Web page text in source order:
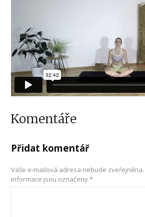
Komentáře
Přidat komentář
Vaše e-mailová adresa nebude zveřejněna.
informace jsou označeny*